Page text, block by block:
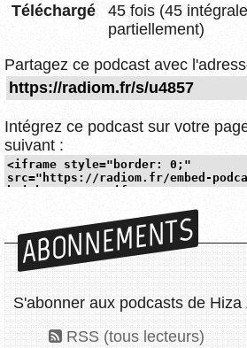
Téléchargé
45 fois (45
partiellement)
Partagez ce podcast avec
Intégrez ce podcast sur votre
suivant :
ABONNEMENTS
S'abonner aux podcasts de Hiza
RSS (tous lecteurs)